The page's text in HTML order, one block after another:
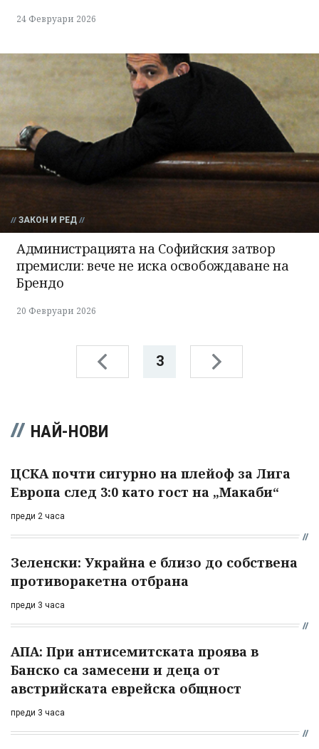
24 Февруари 2026
ЗАКОН И РЕД
Администрацията на Софийския затвор
премисли: вече не иска освобождаване на
Брендо
20 Февруари 2026
3
НАЙ-НОВИ
ЦСКА почти сигурно на плейоф за Лига
Европа след 3:0 като гост на „Макаби“
преди 2 часа
Зеленски: Украйна е близо до собствена
противоракетна отбрана
преди 3 часа
АПА: При антисемитската проява в
Банско са замесени и деца от
австрийската еврейска общност
преди 3 часа